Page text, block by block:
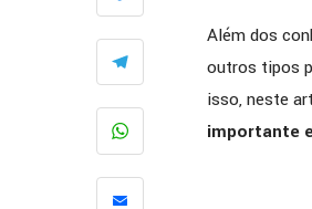
Além dos
outros tipos
isso, neste
importante